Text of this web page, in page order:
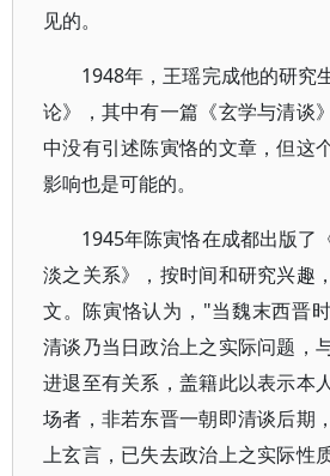
见的。
1948年，王瑶完成他的研究
论》，其中有一篇《玄学与清谈
中没有引述陈寅恪的文章，但这
影响也是可能的。
1945年陈寅恪在成都出版了
淡之关系》，按时间和研究兴趣
文。陈寅恪认为，"当魏末西晋
清谈乃当日政治上之实际问题，
进退至有关系，盖籍此以表示本
场者，非若东晋一朝即清谈后期
上玄言，已失去政治上之实际性